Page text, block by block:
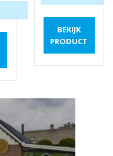
BEKIJK
PRODUCT